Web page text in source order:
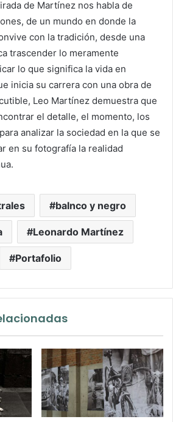
de Martínez nos habla de
de un mundo en donde la
con la tradición, desde una
trascender lo meramente
lo que significa la vida en
inicia su carrera con una obra de
Leo Martínez demuestra que
el detalle, el momento, los
analizar la sociedad en la que se
en su fotografía la realidad
balnco y negro
Leonardo Martínez
Portafolio